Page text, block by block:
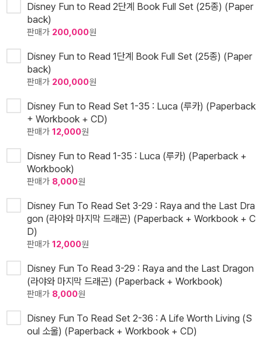
Disney Fun to Read 2단계 Book Full Set (25종) (Paper
back)
판매가 200,000원
Disney Fun to Read 1단계 Book Full Set (25종) (Paper
back)
판매가 200,000원
Disney Fun to Read Set 1-35 : Luca (루카) (Paperback
+ Workbook + CD)
판매가 12,000원
Disney Fun to Read 1-35 : Luca (루카) (Paperback +
Workbook)
판매가 8,000원
Disney Fun To Read Set 3-29 : Raya and the Last Dra
gon (라야와 마지막 드래곤) (Paperback + Workbook + C
D)
판매가 12,000원
Disney Fun To Read 3-29 : Raya and the Last Dragon
(라야와 마지막 드래곤) (Paperback + Workbook)
판매가 8,000원
Disney Fun To Read Set 2-36 : A Life Worth Living (S
oul 소울) (Paperback + Workbook + CD)